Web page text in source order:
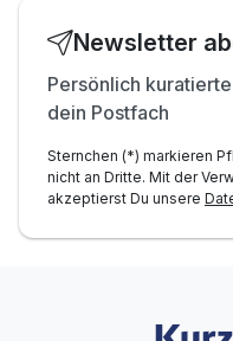
Newsletter
Persönlich
dein Postfach
Sternchen (*) markieren
nicht an Dritte. Mit der
akzeptierst Du unsere